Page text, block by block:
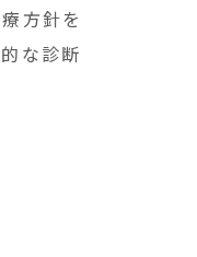
方針を
な診断